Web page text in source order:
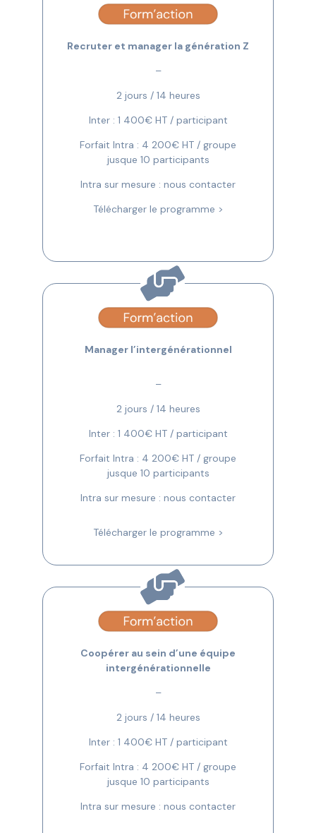
Recruter et manager la génération Z
–
2 jours / 14 heures
Inter : 1 400€ HT / participant
Forfait Intra : 4 200€ HT / groupe
jusque 10 participants
Intra sur mesure : nous contacter
Télécharger le programme >
Manager l’intergénérationnel
–
2 jours / 14 heures
Inter : 1 400€ HT / participant
Forfait Intra : 4 200€ HT / groupe
jusque 10 participants
Intra sur mesure : nous contacter
Télécharger le programme >
Coopérer au sein d’une équipe
intergénérationnelle
–
2 jours / 14 heures
Inter : 1 400€ HT / participant
Forfait Intra : 4 200€ HT / groupe
jusque 10 participants
Intra sur mesure : nous contacter